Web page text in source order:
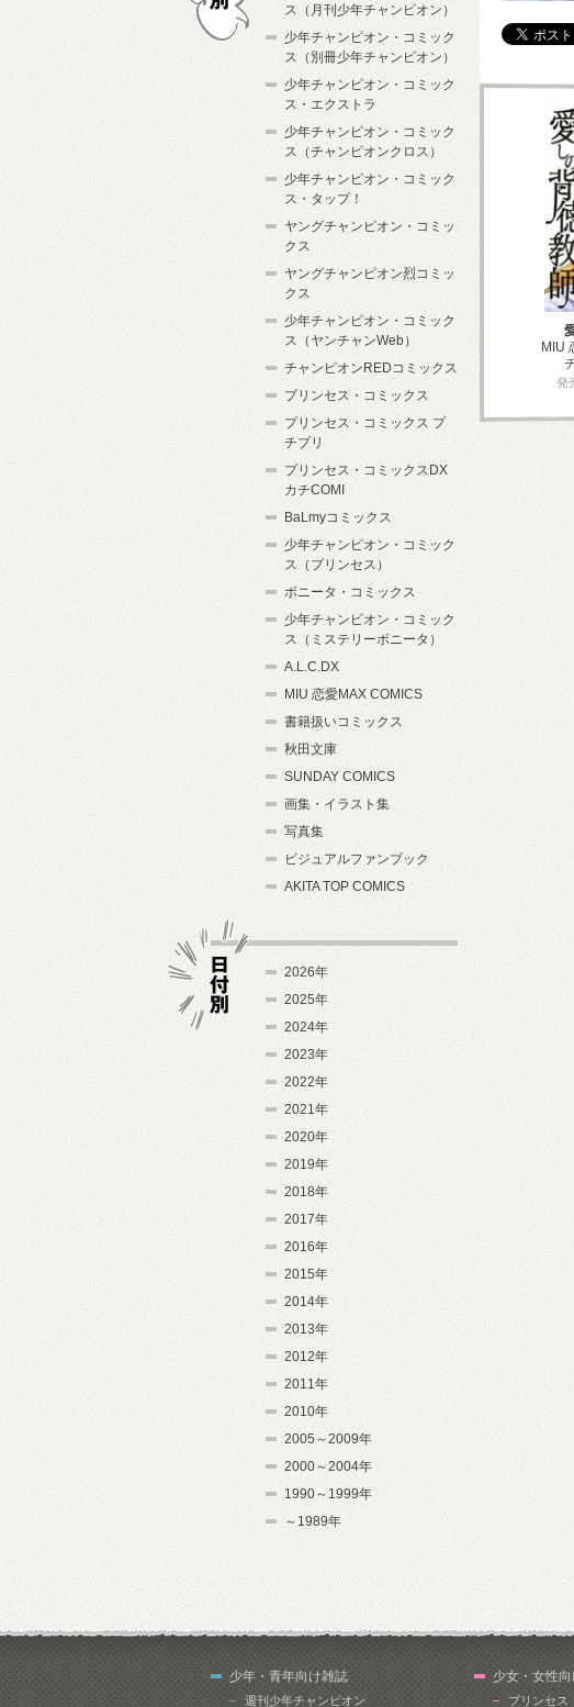
MIU
発
ス（月刊少年チャンピオン）
少年チャンピオン・コミック
ス（別冊少年チャンピオン）
少年チャンピオン・コミック
ス・エクストラ
少年チャンピオン・コミック
ス（チャンピオンクロス）
少年チャンピオン・コミック
ス・タップ！
ヤングチャンピオン・コミッ
クス
ヤングチャンピオン烈コミッ
クス
少年チャンピオン・コミック
ス（ヤンチャンWeb）
チャンピオンREDコミックス
プリンセス・コミックス
プリンセス・コミックス プ
チプリ
プリンセス・コミックスDX
カチCOMI
BaLmyコミックス
少年チャンピオン・コミック
ス（プリンセス）
ボニータ・コミックス
少年チャンピオン・コミック
ス（ミステリーボニータ）
A.L.C.DX
MIU 恋愛MAX COMICS
書籍扱いコミックス
秋田文庫
SUNDAY COMICS
画集・イラスト集
写真集
ビジュアルファンブック
AKITA TOP COMICS
2026年
2025年
2024年
2023年
2022年
2021年
2020年
2019年
2018年
2017年
2016年
2015年
2014年
2013年
2012年
2011年
2010年
2005～2009年
2000～2004年
1990～1999年
～1989年
少年・青年向け雑誌
週刊少年チャンピオン
少女・女性
プリンセス